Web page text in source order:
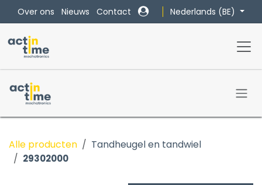
Overslaan naar inhoud
Over ons Nieuws Contact Nederlands (BE)
Alle producten Tandheugel en tandwiel
29302000